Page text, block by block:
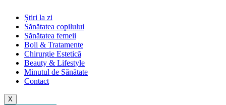
Știri la zi
Sănătatea copilului
Sănătatea femeii
Boli & Tratamente
Chirurgie Estetică
Beauty & Lifestyle
Minutul de Sănătate
Contact
X